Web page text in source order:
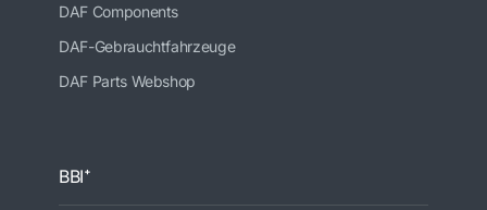
DAF Components
DAF-Gebrauchtfahrzeuge
DAF Parts Webshop
BBI⁺